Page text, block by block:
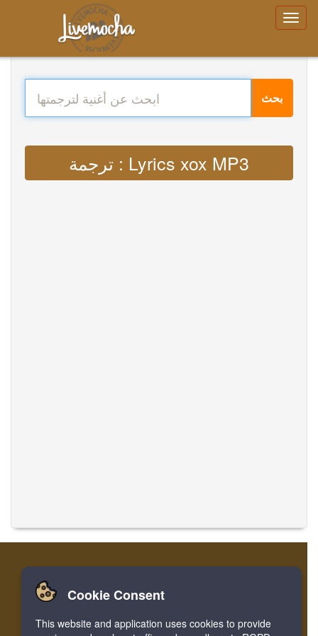
بحث
ترجمة : Lyrics xox MP3
الصفحة الرئيسية تسجيل الدخول
ترجمة الموسيقى
Cookie Consent
This website and application uses cookies to provide